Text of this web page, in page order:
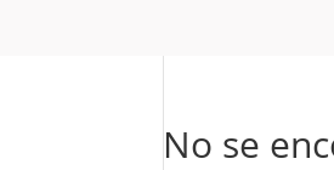
No se